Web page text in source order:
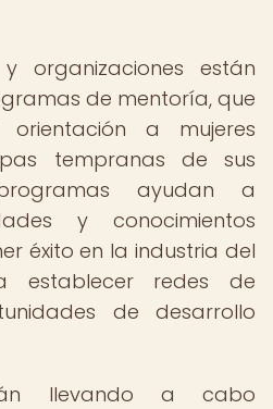
organizaciones están
de mentoría, que
a mujeres
tempranas de sus
ayudan a
y conocimientos
éxito en la industria del
establecer redes de
de desarrollo
llevando a cabo